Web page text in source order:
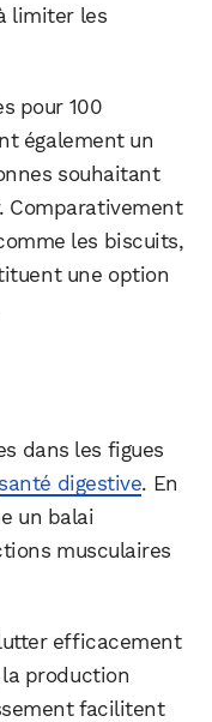
limiter les
pour 100
également un
souhaitant
Comparativement
les biscuits,
une option
dans les figues
santé digestive. En
un balai
musculaires
efficacement
la production
facilitent